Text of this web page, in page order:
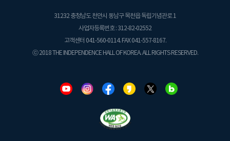
31232 충청남도 천안시 동남구 목천읍 독립기념관로 1
사업자등록번호 : 312-82-02552
고객센터 041-560-0114. FAX 041-557-8167.
ⓒ 2018 THE INDEPENDENCE HALL OF KOREA. ALL RIGHTS RESERVED.